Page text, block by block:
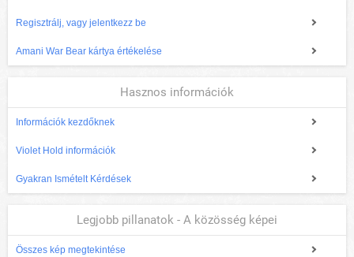
Regisztrálj, vagy jelentkezz be
Amani War Bear kártya értékelése
Hasznos információk
Információk kezdőknek
Violet Hold információk
Gyakran Ismételt Kérdések
Legjobb pillanatok - A közösség képei
Összes kép megtekintése